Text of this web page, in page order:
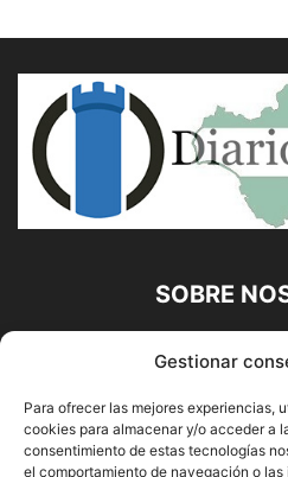
Gestionar
Para ofrecer las mejores experiencias,
cookies para almacenar y/o acceder a
consentimiento de estas tecnologías
el comportamiento de navegación o
SOBRE
Diario Alhaurín
Francisco E. López López |
Alhaurín de la Torre,
Contáctanos: